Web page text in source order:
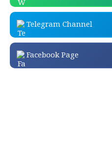
Telegram Channel
Facebook Page